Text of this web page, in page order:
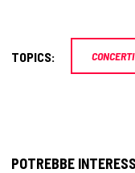
TOPICS: CONCERTI
POTREBBE